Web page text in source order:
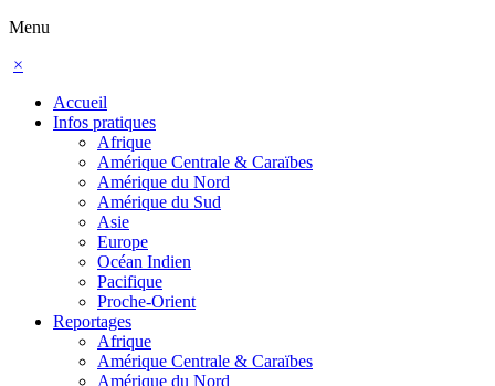
Menu
×
Accueil
Infos pratiques
Afrique
Amérique Centrale & Caraïbes
Amérique du Nord
Amérique du Sud
Asie
Europe
Océan Indien
Pacifique
Proche-Orient
Reportages
Afrique
Amérique Centrale & Caraïbes
Amérique du Nord